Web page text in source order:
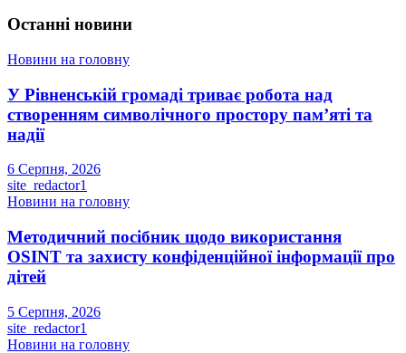
Останні новини
Новини на головну
У Рівненській громаді триває робота над
створенням символічного простору пам’яті та
надії
6 Серпня, 2026
site_redactor1
Новини на головну
Методичний посібник щодо використання
OSINT та захисту конфіденційної інформації про
дітей
5 Серпня, 2026
site_redactor1
Новини на головну